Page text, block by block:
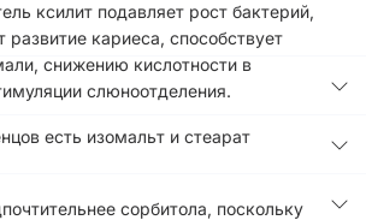
ксилит подавляет рост бактерий,
кариеса, способствует
снижению кислотности в
слюноотделения.
есть изомальт и стеарат
сорбитола, поскольку